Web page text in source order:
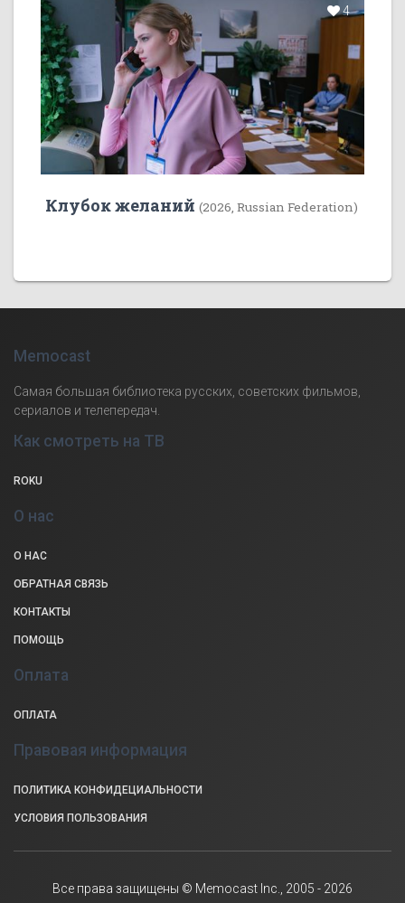
4
Клубок желаний (2026, Russian Federation)
Memocast
Самая большая библиотека русских, советских фильмов,
сериалов и телепередач.
Как смотреть на ТВ
ROKU
О нас
О НАС
ОБРАТНАЯ СВЯЗЬ
КОНТАКТЫ
ПОМОЩЬ
Оплата
ОПЛАТА
Правовая информация
ПОЛИТИКА КОНФИДЕЦИАЛЬНОСТИ
УСЛОВИЯ ПОЛЬЗОВАНИЯ
Все права защищены © Memocast Inc., 2005 - 2026